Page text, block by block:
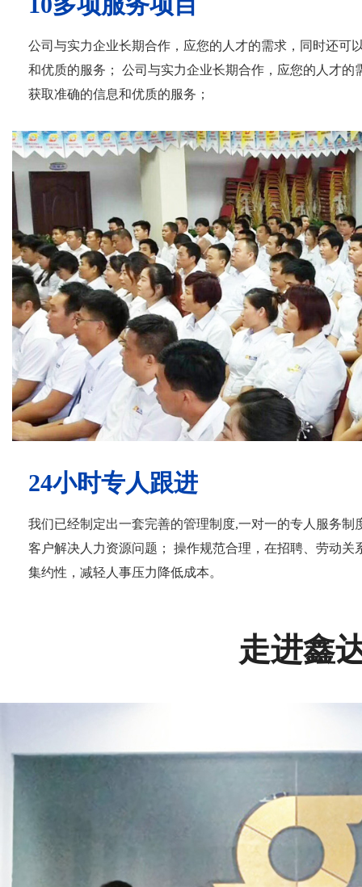
公司与实力企业长期合作，应您的人才的需求，同时还可
和优质的服务； 公司与实力企业长期合作，应您的人才
获取准确的信息和优质的服务；
24小时专人跟进
我们已经制定出一套完善的管理制度,一对一的专人服务
客户解决人力资源问题； 操作规范合理，在招聘、劳动
集约性，减轻人事压力降低成本。
走进鑫